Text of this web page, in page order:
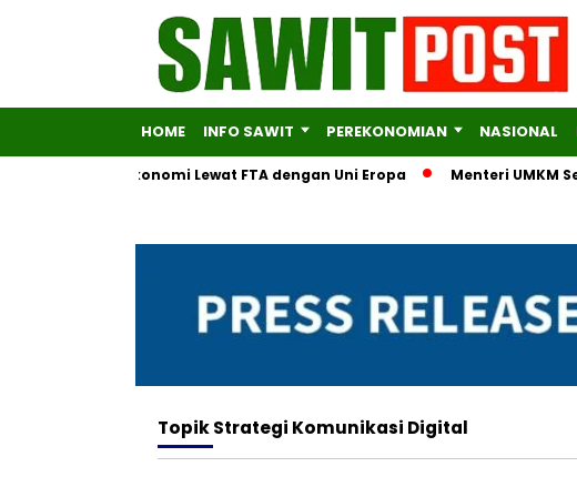
HOME INFO SAWIT PEREKONOMIAN NASIONAL
Mitra Ekonomi Lewat FTA dengan Uni Eropa Menteri UMKM
TopikStrategi Komunikasi Digital